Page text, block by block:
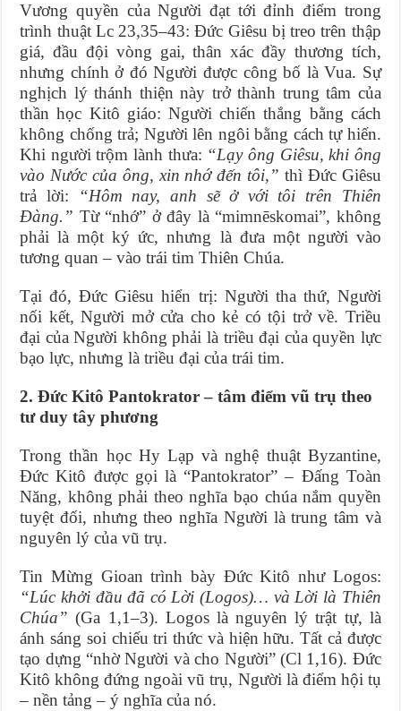
Vương quyền của Người đạt tới đỉnh điểm trong
trình thuật Lc 23,35–43: Đức Giêsu bị treo trên thập
giá, đầu đội vòng gai, thân xác đầy thương tích,
nhưng chính ở đó Người được công bố là Vua. Sự
nghịch lý thánh thiện này trở thành trung tâm của
thần học Kitô giáo: Người chiến thắng bằng cách
không chống trả; Người lên ngôi bằng cách tự hiến.
Khi người trộm lành thưa: “Lạy ông Giêsu, khi ông
vào Nước của ông, xin nhớ đến tôi,”thì Đức Giêsu
trả lời:
“Hôm nay, anh sẽ ở với tôi trên Thiên
Đàng.” Từ “nhớ” ở đây là “mimnēskomai”, không
phải là một ký ức, nhưng là đưa một người vào
tương quan – vào trái tim Thiên Chúa.
Tại đó, Đức Giêsu hiển trị: Người tha thứ, Người
nối kết, Người mở cửa cho kẻ có tội trở về. Triều
đại của Người không phải là triều đại của quyền lực
bạo lực, nhưng là triều đại của trái tim.
2. Đức Kitô Pantokrator – tâm điểm vũ trụ theo
tư duy tây phương
Trong thần học Hy Lạp và nghệ thuật Byzantine,
Đức Kitô được gọi là “Pantokrator” – Đấng Toàn
Năng, không phải theo nghĩa bạo chúa nắm quyền
tuyệt đối, nhưng theo nghĩa Người là trung tâm và
nguyên lý của vũ trụ.
Tin Mừng Gioan trình bày Đức Kitô như Logos:
“Lúc khởi đầu đã có Lời (Logos)… và Lời là Thiên
Chúa”(Ga 1,1–3). Logos là nguyên lý trật tự, là
ánh sáng soi chiếu tri thức và hiện hữu. Tất cả được
tạo dựng “nhờ Người và cho Người” (Cl 1,16). Đức
Kitô không đứng ngoài vũ trụ, Người là điểm hội tụ
– nền tảng – ý nghĩa của nó.